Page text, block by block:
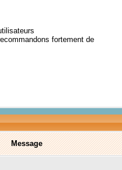
fortement de
Message